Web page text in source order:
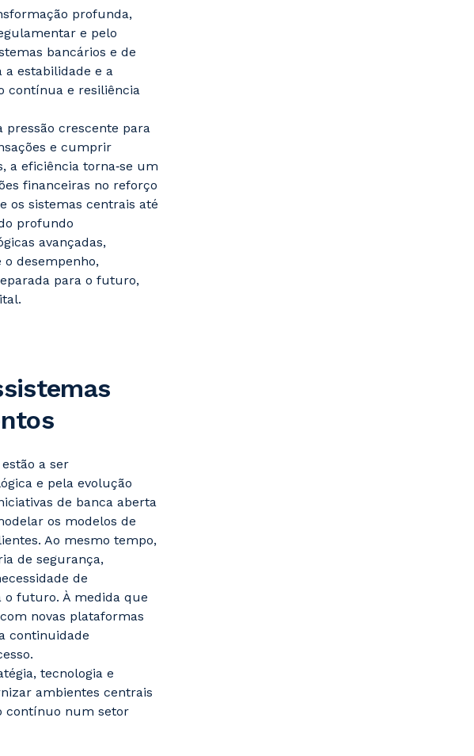
profunda,
e pelo
bancários e de
a estabilidade e a
contínua e resiliência
crescente para
e cumprir
a eficiência torna‑se um
financeiras no reforço
os sistemas centrais até
profundo
avançadas,
desempenho,
para o futuro,
a ser
e pela evolução
de banca aberta
os modelos de
Ao mesmo tempo,
de segurança,
de
futuro. À medida que
novas plataformas
continuidade
tecnologia e
ambientes centrais
contínuo num setor